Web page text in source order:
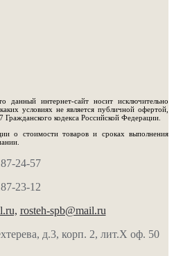
интернет-сайт носит исключительно
условиях не является публичной офертой,
кодекса Российской Федерации.
о стоимости товаров и сроках выполнения
24-57
23-12
rosteh-spb@mail.ru
д.3, корп. 2, лит.Х оф. 50